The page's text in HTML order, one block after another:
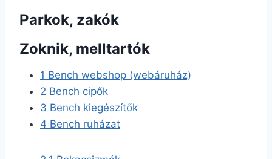
Parkok, zakók
Zoknik, melltartók
1 Bench webshop (webáruház)
2 Bench cipők
3 Bench kiegészítők
4 Bench ruházat